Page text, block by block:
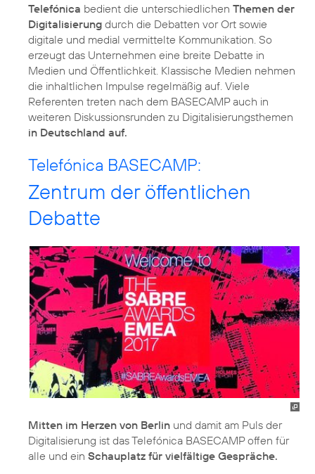
Telefónica bedient die unterschiedlichen Themen der
Digitalisierung durch die Debatten vor Ort sowie
digitale und medial vermittelte Kommunikation. So
erzeugt das Unternehmen eine breite Debatte in
Medien und Öffentlichkeit. Klassische Medien nehmen
die inhaltlichen Impulse regelmäßig auf. Viele
Referenten treten nach dem BASECAMP auch in
weiteren Diskussionsrunden zu Digitalisierungsthemen
in Deutschland auf.
Telefónica BASECAMP:
Zentrum der öffentlichen
Debatte
Mitten im Herzen von Berlin und damit am Puls der
Digitalisierung ist das Telefónica BASECAMP offen für
alle und ein Schauplatz für vielfältige Gespräche.